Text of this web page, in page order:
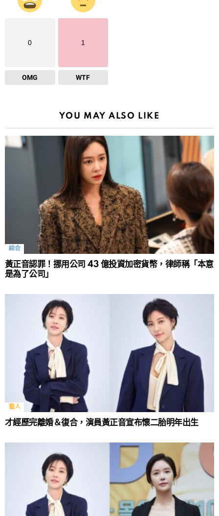
0
OMG
1
WTF
YOU MAY ALSO LIKE
綜合
黃正音認罪！挪用公司 43 億投資加密貨幣，律師稱「本意
是為了公司」
藝人
才經歷完離婚＆復合，演員黃正音宣布懷二胎明年出生